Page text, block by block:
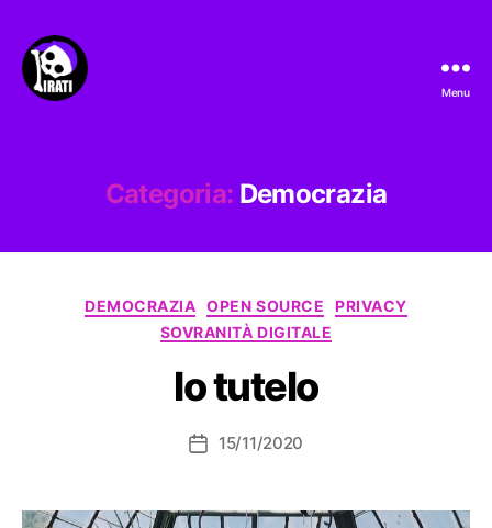
Menu
Categoria: Democrazia
Categorie
DEMOCRAZIA OPEN SOURCE
PRIVACY
SOVRANITÀ DIGITALE
Io tutelo
Data15/11/2020